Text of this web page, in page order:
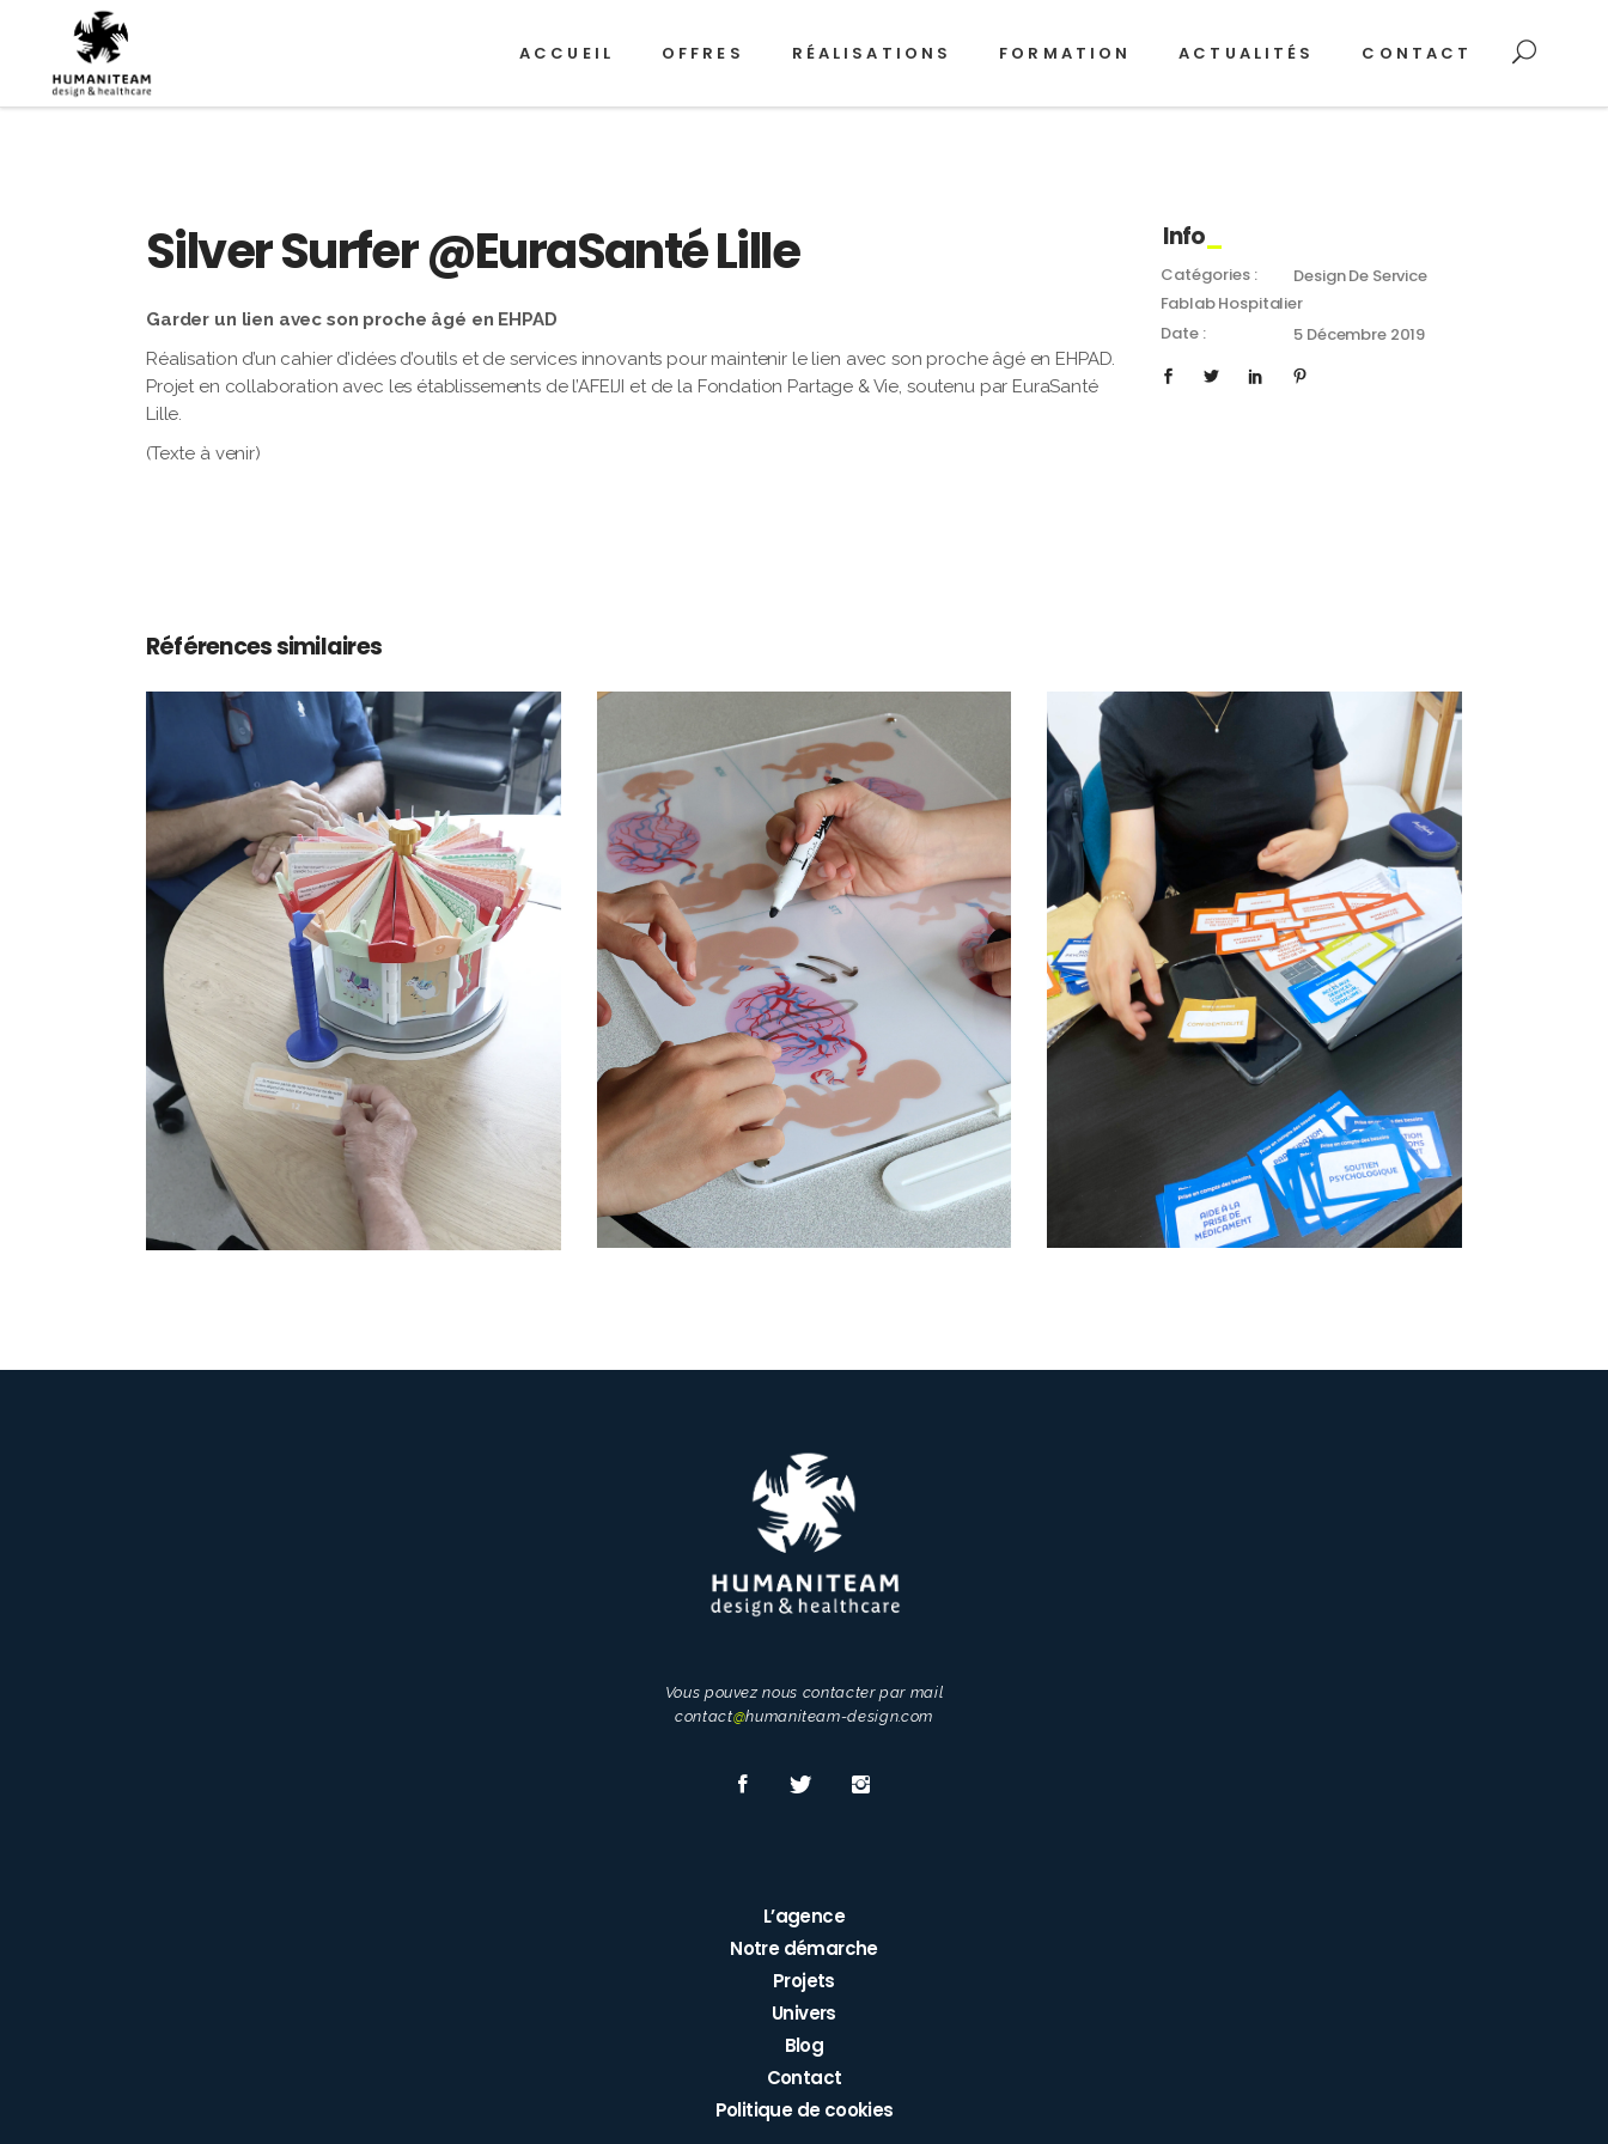
ACCUEIL OFFRES RÉALISATIONS FORMATION ACTUALITÉS CONTACT
Silver Surfer @EuraSanté Lille
Garder un lien avec son proche âgé en EHPAD
Réalisation d’un cahier d’idées d’outils et de services innovants pour maintenir le lien avec son proche âgé en EHPAD.
Projet en collaboration avec les établissements de l’AFEIJI et de la Fondation Partage & Vie, soutenu par EuraSanté
Lille.
(Texte à venir)
Info
Catégories :
Design De Service
Fablab Hospitalier
Date :
5 Décembre 2019
Références similaires
Le Tour de Rôle @Centre de
Soins, d’Accompagnement
et de Prévention en
Addictologie de Bicêtre
Design de service
Fablab hospitalier
Outil de dialogue
Obstétrique & Médecine
Foetale @Necker AP-HP
Design de service
Fablab hospitalier
Expérience Patient et
innovation collaborative
thème ‘Orientation’
@ANAP
Design de service
Fablab hospitalier
Vous pouvez nous contacter par mail
contact@humaniteam-design.com
L’agence
Notre démarche
Projets
Univers
Blog
Contact
Politique de cookies